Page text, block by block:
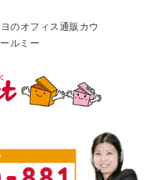
のオフィス通販カウ
ルミー